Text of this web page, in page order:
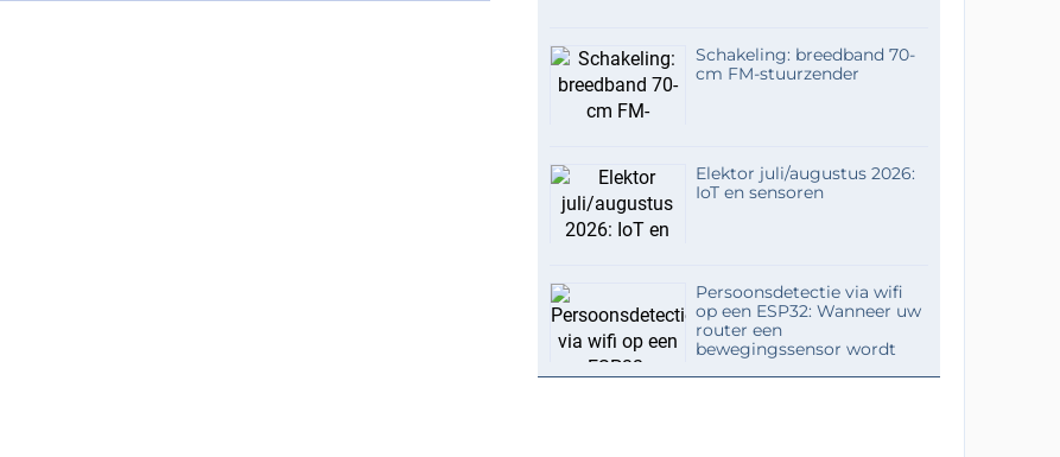
Schakeling: breedband 70-
cm FM-stuurzender
Elektor juli/augustus 2026:
IoT en sensoren
Persoonsdetectie via wifi
op een ESP32: Wanneer uw
router een
bewegingssensor wordt